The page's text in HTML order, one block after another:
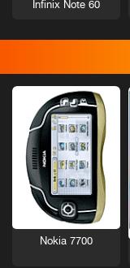
Infinix Note 60
Nokia 7700